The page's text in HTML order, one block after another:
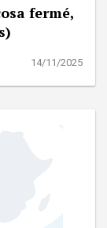
fermé,
14/11/2025